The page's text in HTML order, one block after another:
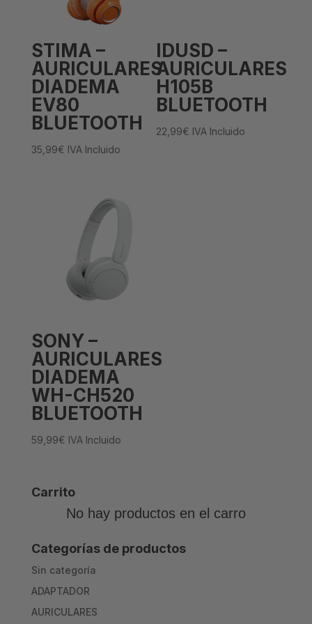
STIMA –
AURICULARES
DIADEMA
EV80
BLUETOOTH
35,99€ IVA Incluido
IDUSD –
AURICULARES
H105B
BLUETOOTH
22,99€ IVA Incluido
SONY –
AURICULARES
DIADEMA
WH-CH520
BLUETOOTH
59,99€ IVA Incluido
Carrito
No hay productos en el carro
Categorías de productos
Sin categoría
ADAPTADOR
AURICULARES